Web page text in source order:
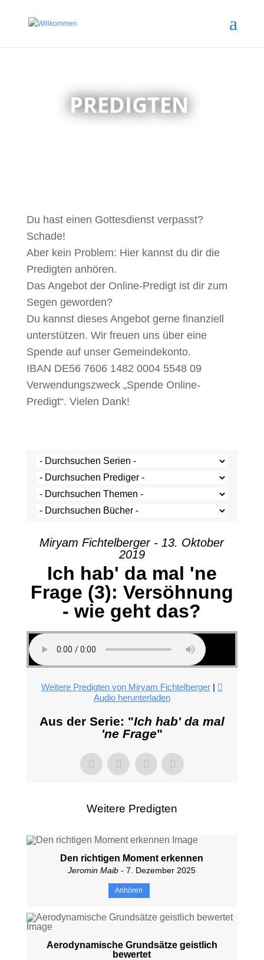
PREDIGTEN
Du hast einen Gottesdienst verpasst?
Schade!
Aber kein Problem: Hier kannst du dir die
Predigten anhören.
Das Angebot der Online-Predigt ist dir zum
Segen geworden?
Du kannst dieses Angebot gerne finanziell
unterstützen. Wir freuen uns über eine
Spende auf unser Gemeindekonto.
IBAN DE56 7606 1482 0004 5548 09
Verwendungszweck „Spende Online-
Predigt“. Vielen Dank!
Miryam Fichtelberger - 13. Oktober
2019
Ich hab' da mal 'ne
Frage (3): Versöhnung
- wie geht das?
Weitere Predigten von Miryam Fichtelberger|
Audio herunterladen
Aus der Serie: "Ich hab' da mal
'ne Frage"
Weitere Predigten
Den richtigen Moment erkennen
Jeromin Maib - 7. Dezember 2025
Anhören
Aerodynamische Grundsätze geistlich
bewertet